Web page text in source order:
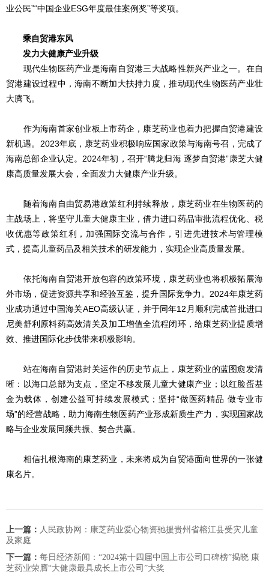
业公民”“中国企业ESG年度最佳案例奖”等奖项。
乘自贸港东风
发力大健康产业升级
现代生物医药产业是海南自贸港三大战略性新兴产业之一。在自
贸港建设过程中，海南不断加大扶持力度，推动现代生物医药产业壮
大腾飞。
作为海南首家创业板上市药企，康芝药业也着力把握自贸港建设
新机遇。2023年底，康芝药业积极响应国家政策与海南号召，完成了
海南总部企业认定。2024年初，召开“腾龙归海 逐梦自贸港”康芝大健
康高质量发展大会，全面发力大健康产业升级。
随着海南自由贸易港政策红利持续释放，康芝药业在生物医药的
主战场上，将坚守儿童大健康主业，借力进口药品审批流程优化、税
收优惠等政策红利，加强国际交流与合作，引进先进技术与管理模
式，提高儿童药品及相关技术的研发能力，实现企业高质量发展。
依托海南自贸港开放包容的政策环境，康芝药业也将积极拓展海
外市场，促进资源共享和经验互鉴，提升国际竞争力。2024年康芝药
业成功通过中国海关AEO高级认证，并于同年12月顺利完成首批进口
尼美舒利原料药高效清关及加工增值全流程闭环，给康芝药业提质增
效、推进国际化步伐带来积极影响。
站在海南自贸港封关运作的历史节点上，康芝药业的蓝图愈发清
晰：以海口总部为支点，坚定不移发展儿童大健康产业；以红脸蛋基
金为载体，创建公益可持续发展模式；坚持“做医药精品 做专业市
场”的经营战略，助力海南生物医药产业形成新质生产力，实现国家战
略与企业发展同频共振、契合共赢。
相信扎根海南的康芝药业，未来将成为自贸港面向世界的一张健
康名片。
上一篇： 人民政协网：康芝药业爱心物资驰援贵州省榕江县受灾儿童
及家庭
下一篇： 每日经济新闻：“2024第十四届中国上市公司口碑榜”揭晓 康
芝药业荣膺“大健康最具成长上市公司”大奖